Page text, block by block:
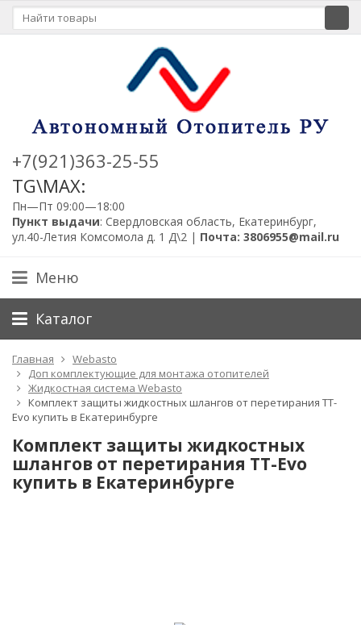
+7(921)363-25-55
TG\MAX:
Пн—Пт 09:00—18:00
Пункт выдачи: Свердловская область, Екатеринбург,
ул.40-Летия Комсомола д. 1 Д\2 | Почта: 3806955@mail.ru
Меню
Каталог
Главная
Webasto
Доп комплектующие для монтажа отопителей
Жидкостная система Webasto
Комплект защиты жидкостных шлангов от перетирания TТ-
Evo купить в Екатеринбурге
Комплект защиты жидкостных
шлангов от перетирания TТ-Evo
купить в Екатеринбурге